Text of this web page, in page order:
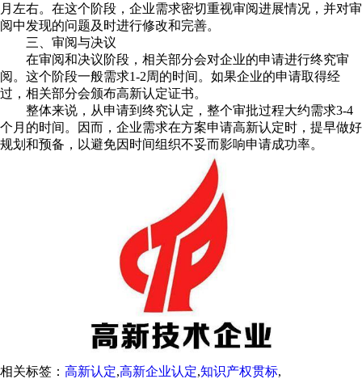
月左右。在这个阶段，企业需求密切重视审阅进展情况，并对审
阅中发现的问题及时进行修改和完善。
三、审阅与决议
在审阅和决议阶段，相关部分会对企业的申请进行终究审
阅。这个阶段一般需求1-2周的时间。如果企业的申请取得经
过，相关部分会颁布高新认定证书。
整体来说，从申请到终究认定，整个审批过程大约需求3-4
个月的时间。因而，企业需求在方案申请高新认定时，提早做好
规划和预备，以避免因时间组织不妥而影响申请成功率。
相关标签： 高新认定,高新企业认定,知识产权贯标,